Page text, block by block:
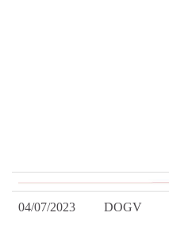
04/07/2023 DOGV